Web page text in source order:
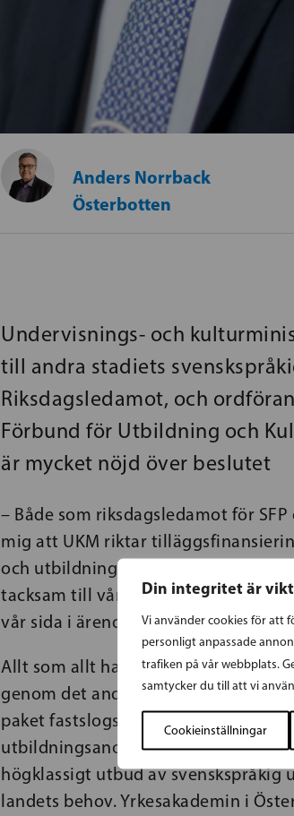
Din integritet är
Vi använder cookies för att
personligt anpassade
trafiken på vår webbplats.
samtycker du till att vi
Cookieinställningar
Anders Norrback
Österbotten
Undervisnings- och
till andra stadiets
Riksdagsledamot, och
Förbund för Utbildning och
är mycket nöjd över beslutet
– Både som riksdagsledamot för
mig att UKM riktar
och utbildningsfrågor är någonting
tacksam till vår
vår sida i ärendet, säger Norrback.
Allt som allt har UKM beviljat
genom det andra
paket fastslogs att en höjning av
utbildningsanordnaren, SÖFUK, är
högklassigt utbud av
landets behov.Yrkesakademin i